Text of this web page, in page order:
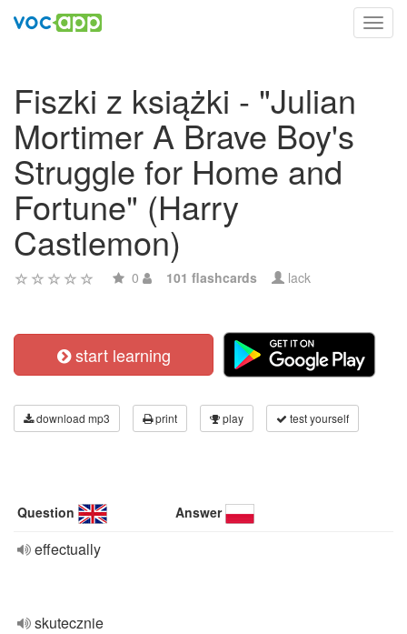
Fiszki z książki - "Julian
Mortimer A Brave Boy's
Struggle for Home and
Fortune" (Harry
Castlemon)
0 101 flashcards lack
start learning
download mp3 print play test yourself
Question Answer
effectually
skutecznie